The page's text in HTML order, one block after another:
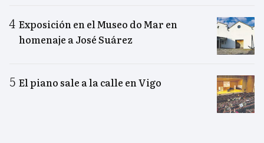
Exposición en el Museo do Mar en
homenaje a José Suárez
El piano sale a la calle en Vigo